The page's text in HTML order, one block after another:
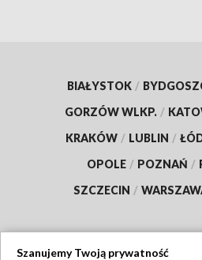
BIAŁYSTOK /
GORZÓW WLKP. /
KRAKÓW / LUBLIN /
OPOLE / POZNAŃ /
SZCZECIN /
Szanujemy Twoją prywatność